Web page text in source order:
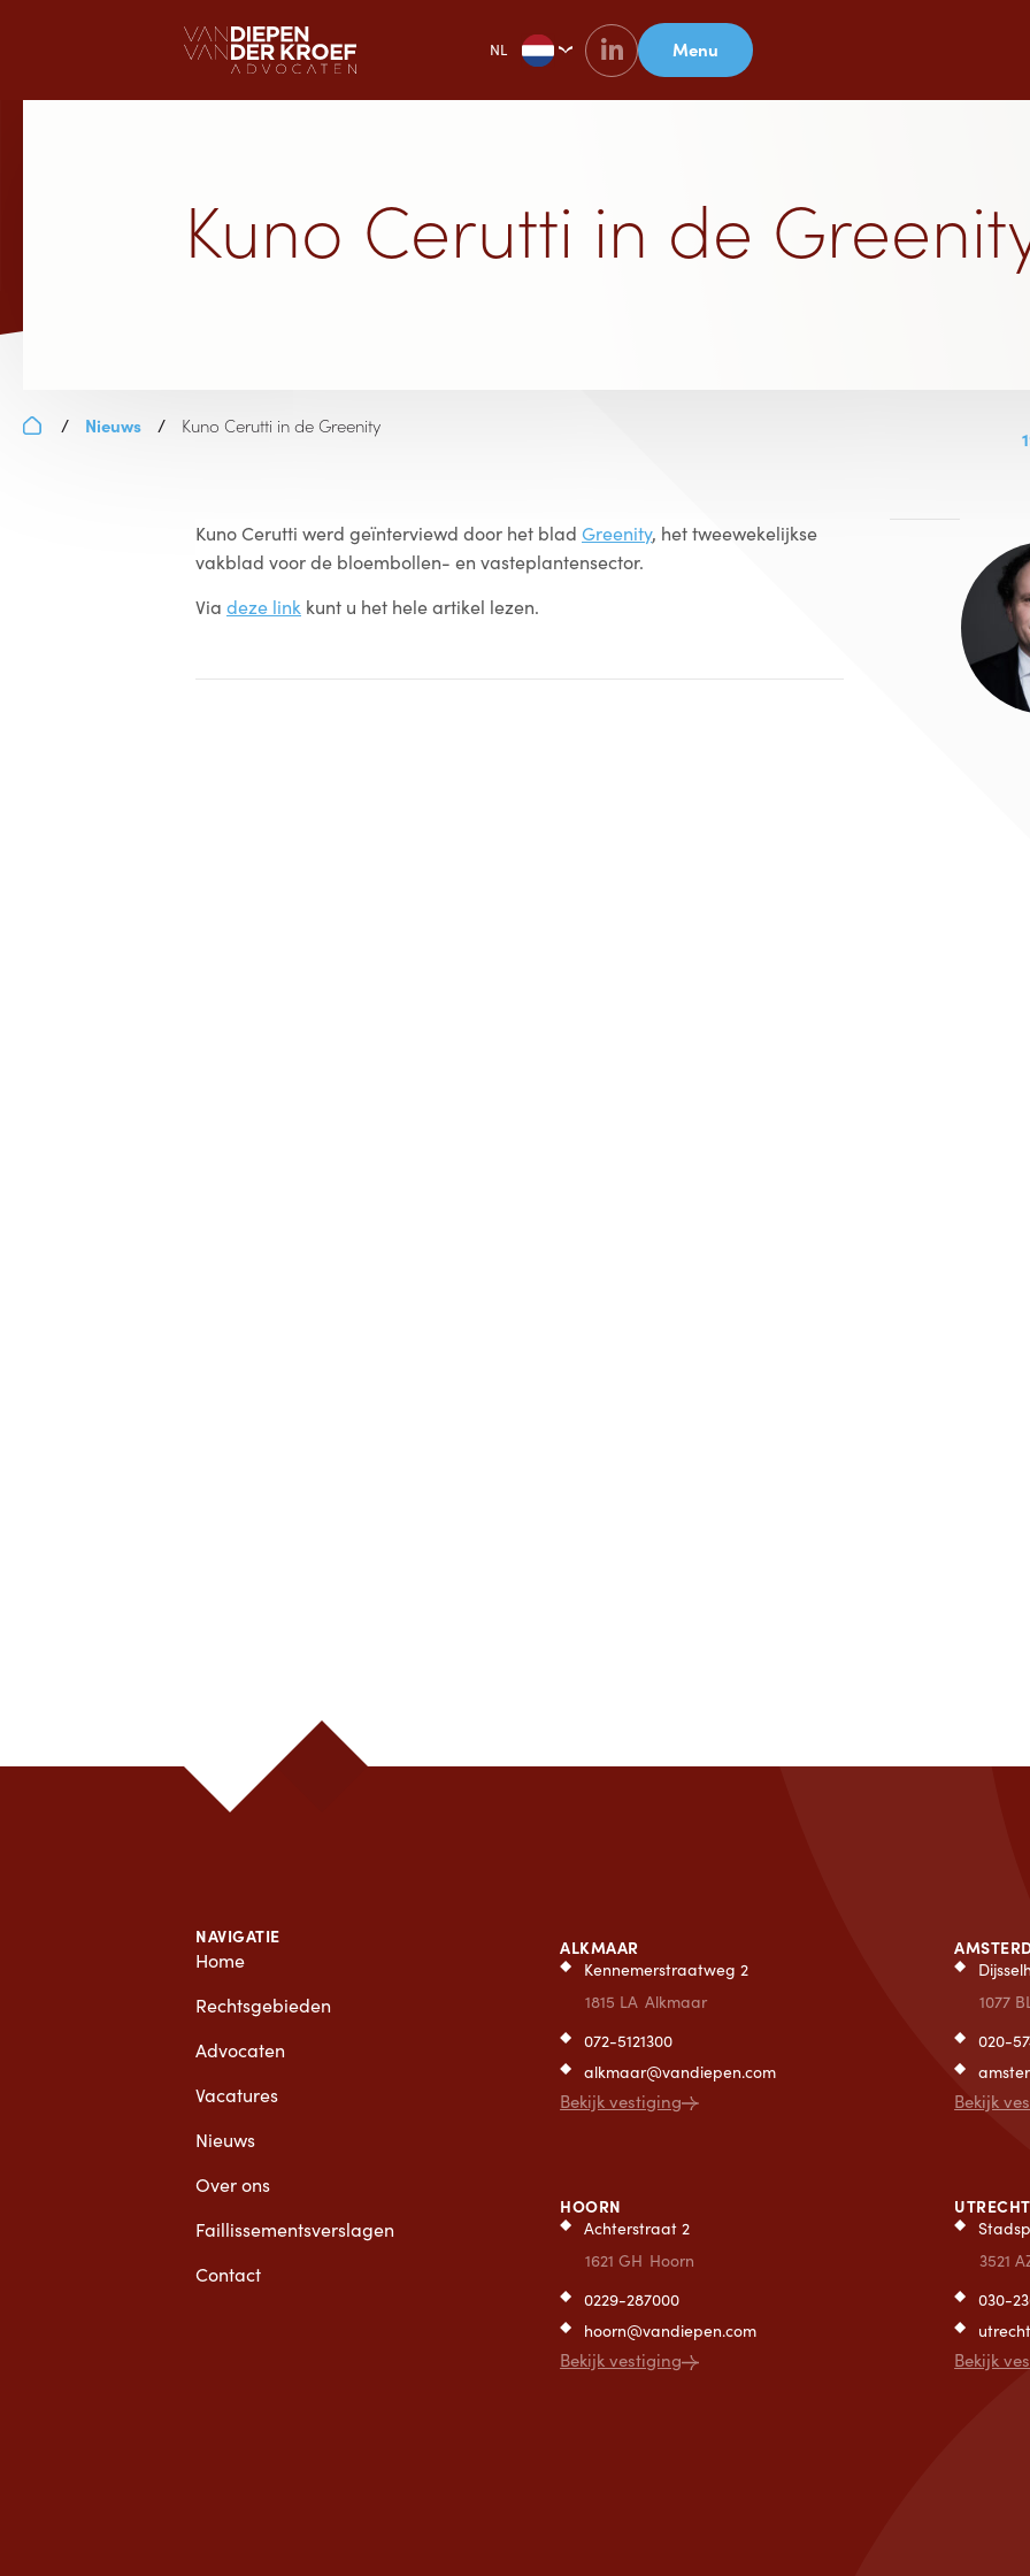
NL Menu
Kuno Cerutti in de
/ Nieuws / Kuno Cerutti in de Greenity
Kuno Cerutti werd geïnterviewd door het blad Greenity, het tweewekelijkse
vakblad voor de bloembollen- en vasteplantensector.
Via deze link kunt u het hele artikel lezen.
NAVIGATIE
Home
Rechtsgebieden
Advocaten
Vacatures
Nieuws
Over ons
Faillissementsverslagen
Contact
ALKMAAR
Kennemerstraatweg 2
1815 LA Alkmaar
072-5121300
alkmaar@vandiepen.com
Bekijk vestiging
1077 BL
020-
Bekijk
HOORN
Achterstraat 2
1621 GH Hoorn
0229-287000
hoorn@vandiepen.com
Bekijk vestiging
UTRECHT
3521
030-
Bekijk